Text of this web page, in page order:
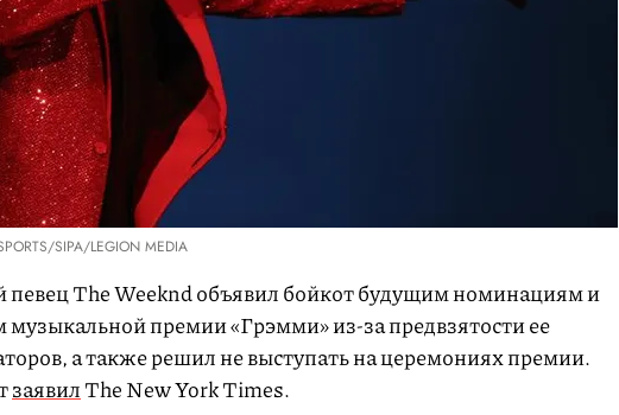
SIPA/LEGION MEDIA
певец The Weeknd объявил бойкот будущим номинациям и
музыкальной премии «Грэмми» из-за предвзятости ее
а также решил не выступать на церемониях премии.
заявилThe New York Times.